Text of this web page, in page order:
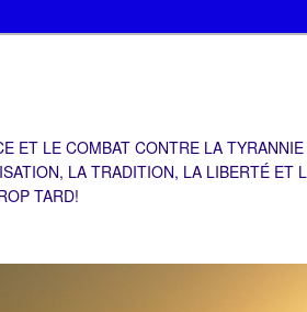
ET LE COMBAT CONTRE LA
LA TRADITION, LA LIBERTÉ ET
TARD!